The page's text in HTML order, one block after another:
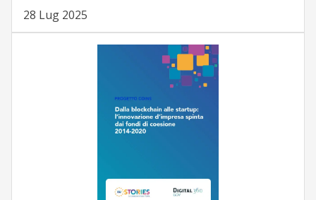
28 Lug 2025